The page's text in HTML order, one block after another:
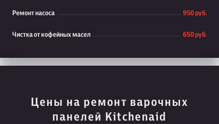
Ремонт насоса 950 руб.
Чистка от кофейных масел 650 руб.
Цены на ремонт варочных
панелей Kitchenaid